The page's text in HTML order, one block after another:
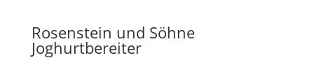
Rosenstein und Söhne
Joghurtbereiter